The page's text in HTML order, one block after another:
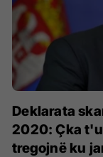
​Deklarata
2020: Çka
tregojnë ku